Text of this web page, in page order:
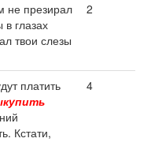
не презирал
в глазах
твои слезы
2
платить
Кстати,
4